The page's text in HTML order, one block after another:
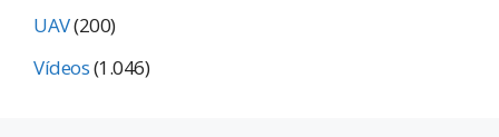
UAV(200)
Vídeos(1.046)